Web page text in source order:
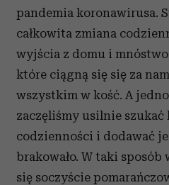
pandemia koronawirusa.
całkowita zmiana
wyjścia z domu i
które ciągną się się za
wszystkim w kość. A
zaczęliśmy usilnie szukać
codzienności i dodawać
brakowało. W taki sposób
się soczyście